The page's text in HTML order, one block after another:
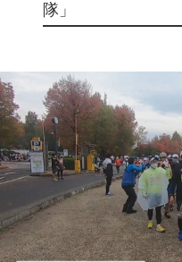
隊」